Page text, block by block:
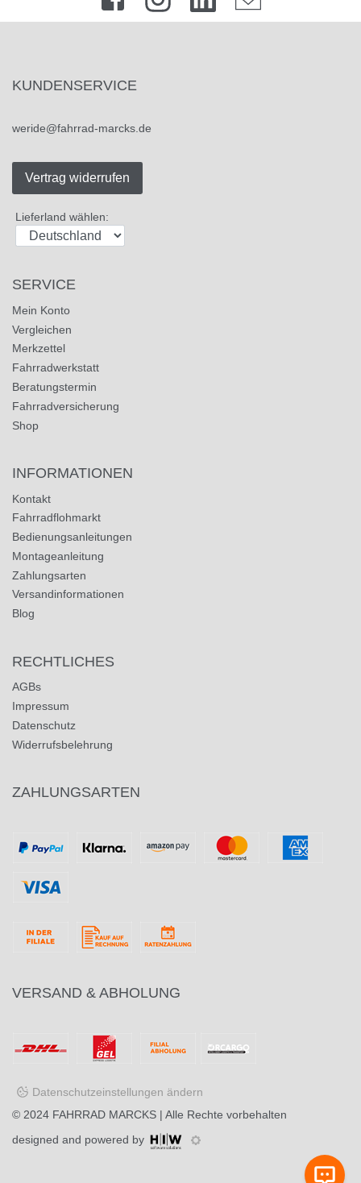
KUNDENSERVICE
weride@fahrrad-marcks.de
Vertrag widerrufen
Lieferland wählen:
SERVICE
Mein Konto
Vergleichen
Merkzettel
Fahrradwerkstatt
Beratungstermin
Fahrradversicherung
Shop
INFORMATIONEN
Kontakt
Fahrradflohmarkt
Bedienungsanleitungen
Montageanleitung
Zahlungsarten
Versandinformationen
Blog
RECHTLICHES
AGBs
Impressum
Datenschutz
Widerrufsbelehrung
ZAHLUNGSARTEN
VERSAND & ABHOLUNG
Datenschutzeinstellungen ändern
© 2024 FAHRRAD MARCKS | Alle Rechte vorbehalten
designed and powered by